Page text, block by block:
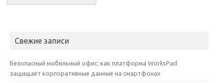
Свежие записи
Безопасный мобильный офис: как платформа WorksPad
защищает корпоративные данные на смартфонах